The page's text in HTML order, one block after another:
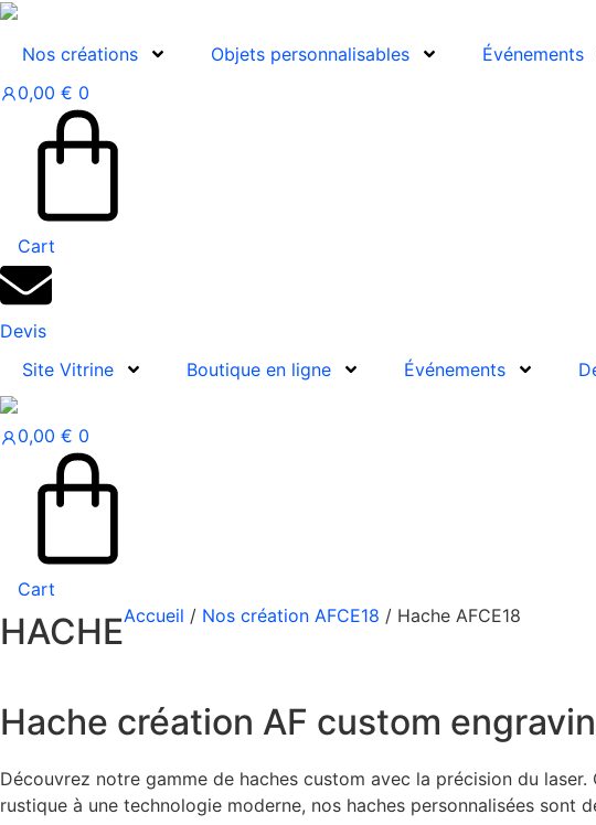
Aller
contenu
Nos créations Objets personnalisables Événements
0,00 € 0
Cart
Devis
Site Vitrine
Boutique en ligne Événements
0,00 € 0
Cart
HACHEAccueil / Nos création AFCE18 / Hache AFCE18
Hache création AF custom
Découvrez notre gamme de haches custom avec la précision du
rustique à une technologie moderne, nos haches personnalisées